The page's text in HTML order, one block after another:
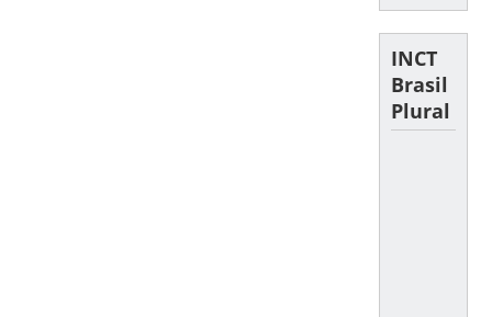
INCT
Brasil
Plural